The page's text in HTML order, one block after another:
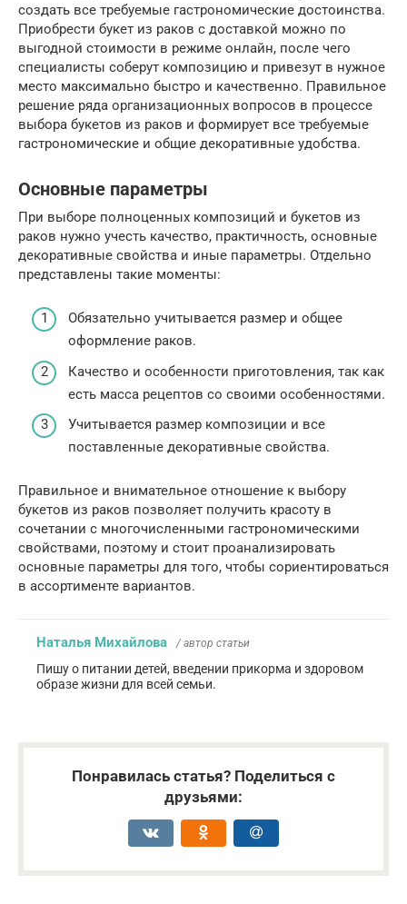
создать все требуемые гастрономические достоинства.
Приобрести букет из раков с доставкой можно по
выгодной стоимости в режиме онлайн, после чего
специалисты соберут композицию и привезут в нужное
место максимально быстро и качественно. Правильное
решение ряда организационных вопросов в процессе
выбора букетов из раков и формирует все требуемые
гастрономические и общие декоративные удобства.
Основные параметры
При выборе полноценных композиций и букетов из
раков нужно учесть качество, практичность, основные
декоративные свойства и иные параметры. Отдельно
представлены такие моменты:
Обязательно учитывается размер и общее
оформление раков.
Качество и особенности приготовления, так как
есть масса рецептов со своими особенностями.
Учитывается размер композиции и все
поставленные декоративные свойства.
Правильное и внимательное отношение к выбору
букетов из раков позволяет получить красоту в
сочетании с многочисленными гастрономическими
свойствами, поэтому и стоит проанализировать
основные параметры для того, чтобы сориентироваться
в ассортименте вариантов.
Наталья Михайлова / автор статьи
Пишу о питании детей, введении прикорма и здоровом
образе жизни для всей семьи.
Понравилась статья? Поделиться с
друзьями: